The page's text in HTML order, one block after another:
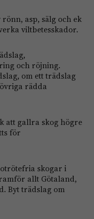
asp, sälg och ek
viltbetesskador.
och röjning.
om ett trädslag
rädda
att gallra skog högre
för
skogar i
allt Götaland,
Byt trädslag om